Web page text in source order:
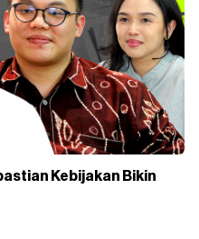
Kebijakan Bikin